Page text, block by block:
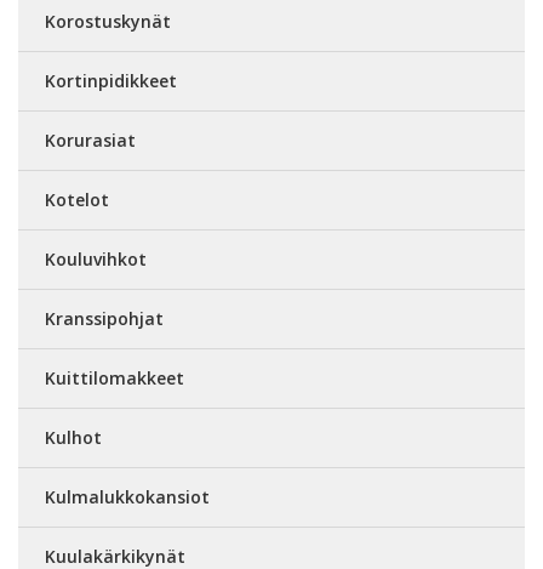
Korostuskynät
Kortinpidikkeet
Korurasiat
Kotelot
Kouluvihkot
Kranssipohjat
Kuittilomakkeet
Kulhot
Kulmalukkokansiot
Kuulakärkikynät